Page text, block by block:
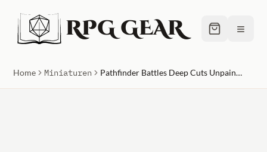
RPG GEAR ≡
Home Miniaturen Pathfinder Battles Deep Cuts Unpainted Miniatures - Female Dwarf Summoner